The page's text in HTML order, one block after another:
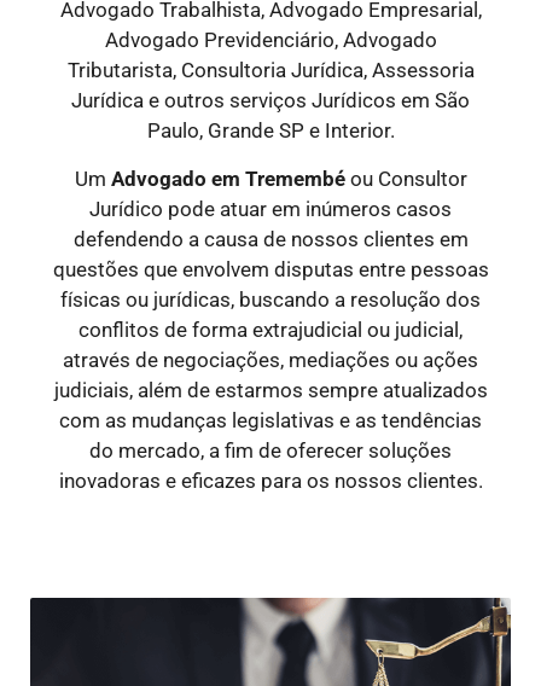
Advogado Trabalhista, Advogado Empresarial,
Advogado Previdenciário, Advogado
Tributarista, Consultoria Jurídica, Assessoria
Jurídica e outros serviços Jurídicos em São
Paulo, Grande SP e Interior.
Um Advogado em Tremembéou Consultor
Jurídico pode atuar em inúmeros casos
defendendo a causa de nossos clientes em
questões que envolvem disputas entre pessoas
físicas ou jurídicas, buscando a resolução dos
conflitos de forma extrajudicial ou judicial,
através de negociações, mediações ou ações
judiciais, além de estarmos sempre atualizados
com as mudanças legislativas e as tendências
do mercado, a fim de oferecer soluções
inovadoras e eficazes para os nossos clientes.